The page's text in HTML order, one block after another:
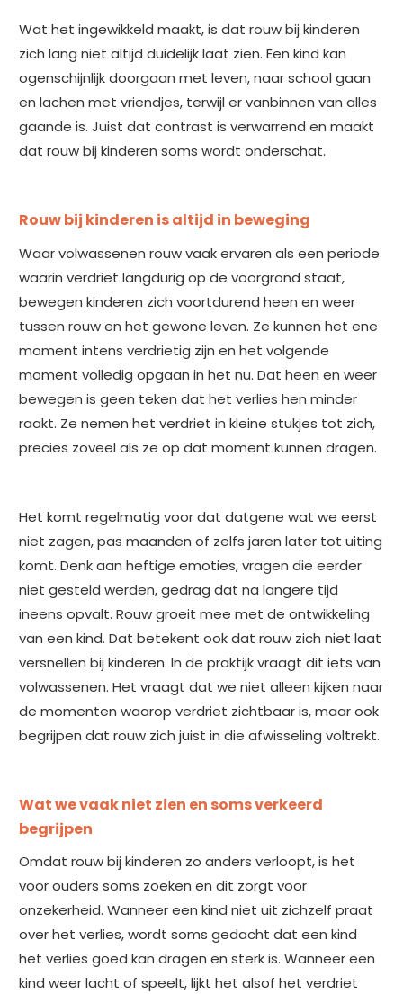
Wat het ingewikkeld maakt, is dat rouw bij kinderen
zich lang niet altijd duidelijk laat zien. Een kind kan
ogenschijnlijk doorgaan met leven, naar school gaan
en lachen met vriendjes, terwijl er vanbinnen van alles
gaande is. Juist dat contrast is verwarrend en maakt
dat rouw bij kinderen soms wordt onderschat.
Rouw bij kinderen is altijd in beweging
Waar volwassenen rouw vaak ervaren als een periode
waarin verdriet langdurig op de voorgrond staat,
bewegen kinderen zich voortdurend heen en weer
tussen rouw en het gewone leven. Ze kunnen het ene
moment intens verdrietig zijn en het volgende
moment volledig opgaan in het nu. Dat heen en weer
bewegen is geen teken dat het verlies hen minder
raakt. Ze nemen het verdriet in kleine stukjes tot zich,
precies zoveel als ze op dat moment kunnen dragen.
Het komt regelmatig voor dat datgene wat we eerst
niet zagen, pas maanden of zelfs jaren later tot uiting
komt. Denk aan heftige emoties, vragen die eerder
niet gesteld werden, gedrag dat na langere tijd
ineens opvalt. Rouw groeit mee met de ontwikkeling
van een kind. Dat betekent ook dat rouw zich niet laat
versnellen bij kinderen. In de praktijk vraagt dit iets van
volwassenen. Het vraagt dat we niet alleen kijken naar
de momenten waarop verdriet zichtbaar is, maar ook
begrijpen dat rouw zich juist in die afwisseling voltrekt.
Wat we vaak niet zien en soms verkeerd
begrijpen
Omdat rouw bij kinderen zo anders verloopt, is het
voor ouders soms zoeken en dit zorgt voor
onzekerheid. Wanneer een kind niet uit zichzelf praat
over het verlies, wordt soms gedacht dat een kind
het verlies goed kan dragen en sterk is. Wanneer een
kind weer lacht of speelt, lijkt het alsof het verdriet